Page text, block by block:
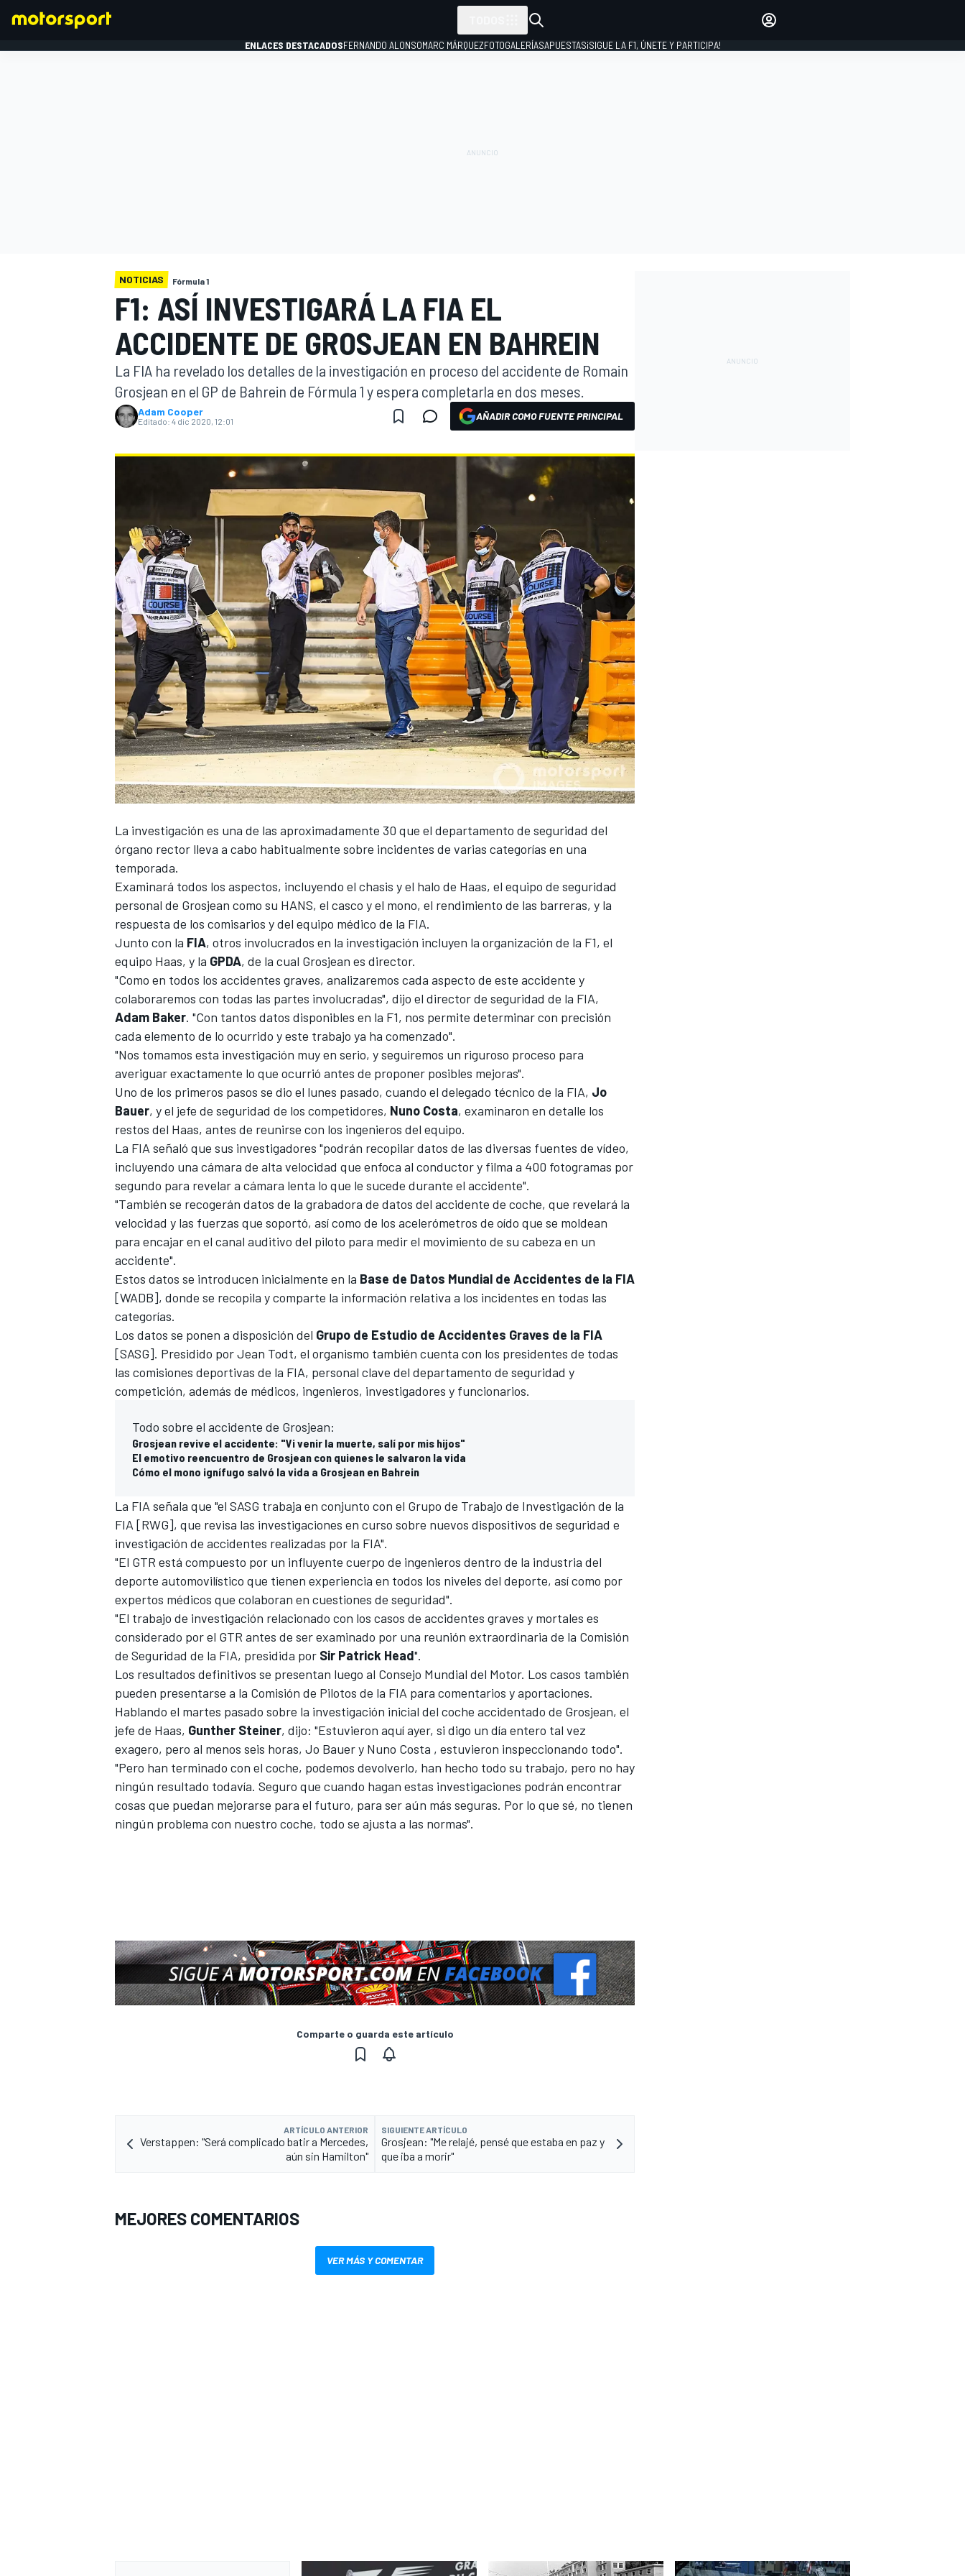
WEC FÓRMULA E
MÁS CATEGORÍAS
ENLACES DESTACADOSFERNANDO ALONSOMARC MÁRQUEZFOTOGALERÍASAPUESTAS¡SIGUE LA F1, ÚNETE Y PARTICIPA!
NOTICIAS Fórmula 1
F1: ASÍ INVESTIGARÁ LA FIA EL
ACCIDENTE DE GROSJEAN EN BAHREIN
La FIA ha revelado los detalles de la investigación en proceso del accidente de Romain
Grosjean en el GP de Bahrein de Fórmula 1 y espera completarla en dos meses.
Adam Cooper
Editado: 4 dic 2020, 12:01 AÑADIR COMO FUENTE PRINCIPAL
La investigación es una de las aproximadamente 30 que el departamento de seguridad del
órgano rector lleva a cabo habitualmente sobre incidentes de varias categorías en una
temporada.
Examinará todos los aspectos, incluyendo el chasis y el halo de Haas, el equipo de seguridad
personal de Grosjean como su HANS, el casco y el mono, el rendimiento de las barreras, y la
respuesta de los comisarios y del equipo médico de la FIA.
Junto con la FIA, otros involucrados en la investigación incluyen la organización de la F1, el
equipo Haas, y la GPDA, de la cual Grosjean es director.
"Como en todos los accidentes graves, analizaremos cada aspecto de este accidente y
colaboraremos con todas las partes involucradas", dijo el director de seguridad de la FIA,
Adam Baker. "Con tantos datos disponibles en la F1, nos permite determinar con precisión
cada elemento de lo ocurrido y este trabajo ya ha comenzado".
"Nos tomamos esta investigación muy en serio, y seguiremos un riguroso proceso para
averiguar exactamente lo que ocurrió antes de proponer posibles mejoras".
Uno de los primeros pasos se dio el lunes pasado, cuando el delegado técnico de la FIA, Jo
Bauer, y el jefe de seguridad de los competidores, Nuno Costa, examinaron en detalle los
restos del Haas, antes de reunirse con los ingenieros del equipo.
La FIA señaló que sus investigadores "podrán recopilar datos de las diversas fuentes de vídeo,
incluyendo una cámara de alta velocidad que enfoca al conductor y filma a 400 fotogramas por
segundo para revelar a cámara lenta lo que le sucede durante el accidente".
"También se recogerán datos de la grabadora de datos del accidente de coche, que revelará la
velocidad y las fuerzas que soportó, así como de los acelerómetros de oído que se moldean
para encajar en el canal auditivo del piloto para medir el movimiento de su cabeza en un
accidente".
Estos datos se introducen inicialmente en la Base de Datos Mundial de Accidentes de la FIA
[WADB], donde se recopila y comparte la información relativa a los incidentes en todas las
categorías.
Los datos se ponen a disposición del Grupo de Estudio de Accidentes Graves de la FIA
[SASG]. Presidido por Jean Todt, el organismo también cuenta con los presidentes de todas
las comisiones deportivas de la FIA, personal clave del departamento de seguridad y
competición, además de médicos, ingenieros, investigadores y funcionarios.
Todo sobre el accidente de Grosjean:
Grosjean revive el accidente: "Vi venir la muerte, salí por mis hijos"
El emotivo reencuentro de Grosjean con quienes le salvaron la vida
Cómo el mono ignífugo salvó la vida a Grosjean en Bahrein
La FIA señala que "el SASG trabaja en conjunto con el Grupo de Trabajo de Investigación de la
FIA [RWG], que revisa las investigaciones en curso sobre nuevos dispositivos de seguridad e
investigación de accidentes realizadas por la FIA".
"El GTR está compuesto por un influyente cuerpo de ingenieros dentro de la industria del
deporte automovilístico que tienen experiencia en todos los niveles del deporte, así como por
expertos médicos que colaboran en cuestiones de seguridad".
"El trabajo de investigación relacionado con los casos de accidentes graves y mortales es
considerado por el GTR antes de ser examinado por una reunión extraordinaria de la Comisión
de Seguridad de la FIA, presidida por Sir Patrick Head".
Los resultados definitivos se presentan luego al Consejo Mundial del Motor. Los casos también
pueden presentarse a la Comisión de Pilotos de la FIA para comentarios y aportaciones.
Hablando el martes pasado sobre la investigación inicial del coche accidentado de Grosjean, el
jefe de Haas, Gunther Steiner, dijo: "Estuvieron aquí ayer, si digo un día entero tal vez
exagero, pero al menos seis horas, Jo Bauer y Nuno Costa , estuvieron inspeccionando todo".
"Pero han terminado con el coche, podemos devolverlo, han hecho todo su trabajo, pero no hay
ningún resultado todavía. Seguro que cuando hagan estas investigaciones podrán encontrar
cosas que puedan mejorarse para el futuro, para ser aún más seguras. Por lo que sé, no tienen
ningún problema con nuestro coche, todo se ajusta a las normas".
Comparte o guarda este artículo
ARTÍCULO ANTERIOR
Verstappen: "Será complicado batir a Mercedes,
aún sin Hamilton"
SIGUIENTE ARTÍCULO
Grosjean: "Me relajé, pensé que estaba en paz y
que iba a morir"
MEJORES COMENTARIOS
VER MÁS Y COMENTAR